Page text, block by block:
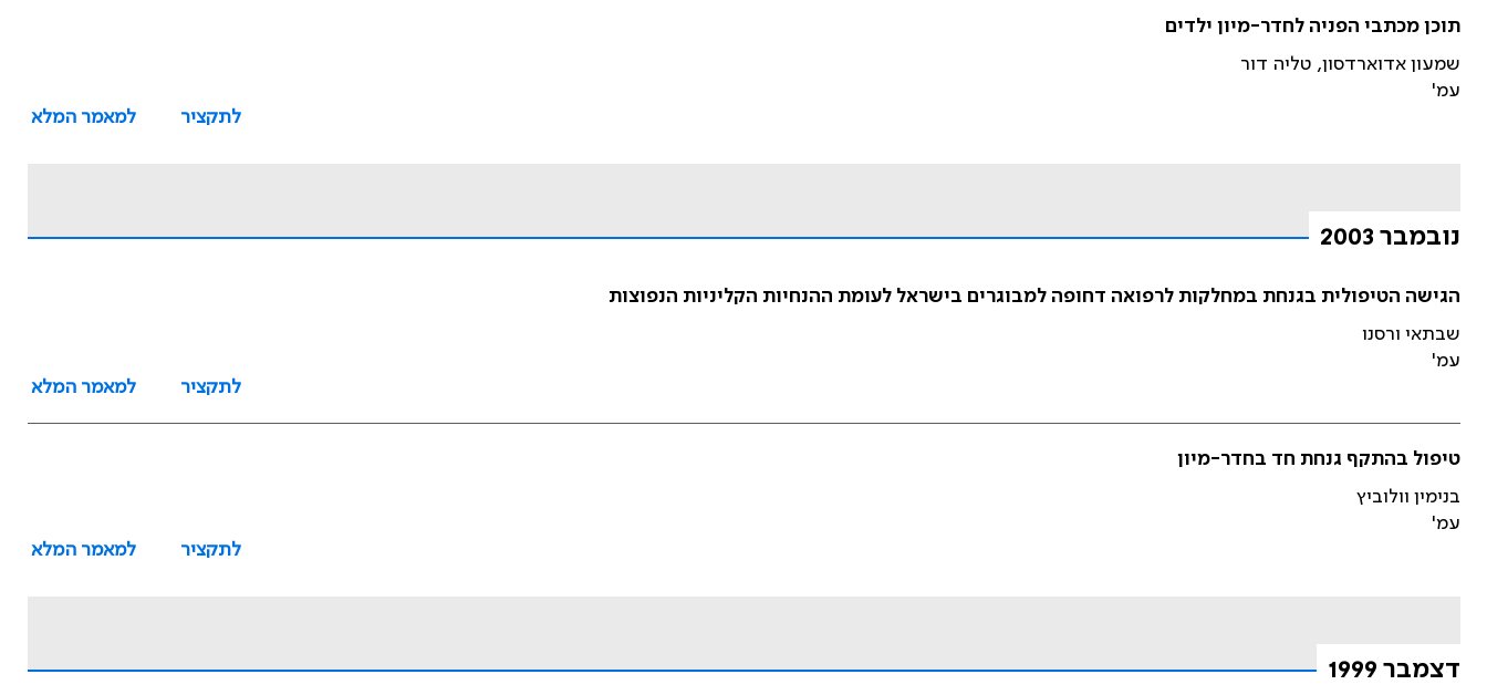
תוכן מכתבי הפניה לחדר-מיון ילדים
שמעון אדוארדסון, טליה דור
עמ'
לתקציר
למאמר המלא
נובמבר 2003
הגישה הטיפולית בגנחת במחלקות לרפואה דחופה למבוגרים בישראל לעומת ההנחיות הקליניות הנפוצות
שבתאי ורסנו
עמ'
לתקציר
למאמר המלא
טיפול בהתקף גנחת חד בחדר-מיון
בנימין וולוביץ
עמ'
לתקציר
למאמר המלא
דצמבר 1999